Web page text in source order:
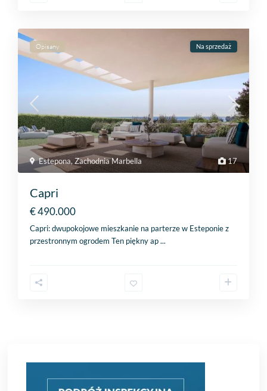
17
Estepona,Zachodnia Marbella
Opisany Na sprzedaż
Capri
€ 490.000
Capri: dwupokojowe mieszkanie na parterze w Esteponie z
przestronnym ogrodem Ten piękny ap...